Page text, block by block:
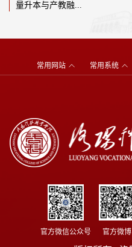
量升本与产教融...
常用网站 常用系统
官方微信公众号 官方微博